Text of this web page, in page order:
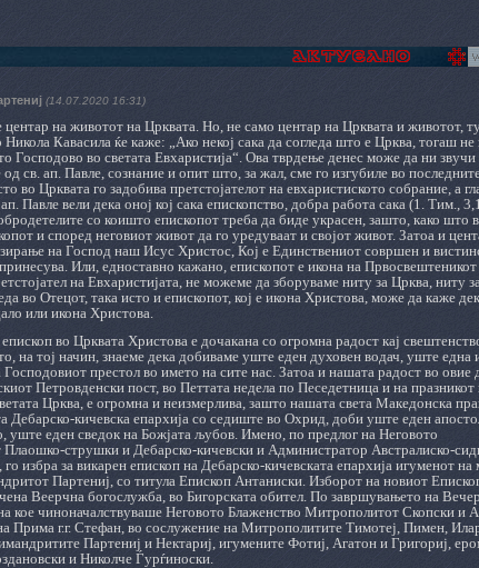
(14.07.2020 16:31)
центар на животот на Црквата. Но, не само центар на Црквата и животот,
Кавасила ќе каже: „Ако некој сака да согледа што е Црква, тогаш
Господово во светата Евхаристија“. Ова тврдење денес може да ни
св. ап. Павле, сознание и опит што, за жал, сме го изгубиле во
во Црквата го задобива претстојателот на евхаристиското собрание, а
Павле вели дека оној кој сака епископство, добра работа сака (1. Тим.,
со коишто епископот треба да биде украсен, зашто, како што
и според неговиот живот да го уредуваат и својот живот. Затоа и
на Господ наш Исус Христос, Кој е Единствениот совршен и
Или, едноставно кажано, епископот е икона на
на Евхаристијата, не можеме да зборуваме ниту за Црква, ниту
во Отецот, така исто и епископот, кој е икона Христова, може да каже
или икона Христова.
во Црквата Христова е дочакана со огромна радост кај
на тој начин, знаеме дека добиваме уште еден духовен водач, уште една
Господовиот престол во името на сите нас. Затоа и нашата радост во овие
Петровденски пост, во Петтата недела по Песедетница и на
Црква, е огромна и неизмерлива, зашто нашата света Македонска
Дебарско-кичевска епархија со седиште во Охрид, доби уште еден
уште еден сведок на Божјата љубов. Имено, по предлог на Неговото
струшки и Дебарско-кичевски и Администратор Австралиско-
избра за викарен епископ на Дебарско-кичевската епархија игуменот на
Партениј, со титула Епископ Антаниски. Изборот на новиот
Веерчна богослужба, во Бигорската обител. По завршувањето на
кое чиноначалствуваше Неговото Блаженство Митрополитот Скопски и
Прима г.г. Стефан, во сослужение на Митрополитите Тимотеј, Пимен,
Партениј и Нектариј, игумените Фотиј, Агатон и Григориј,
и Николче Ѓурѓиноски.